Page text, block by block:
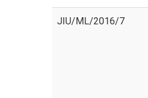
JIU/ML/2016/7